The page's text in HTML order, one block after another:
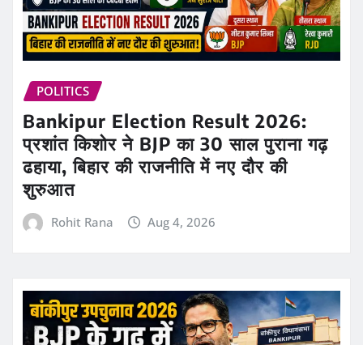
POLITICS
Bankipur Election Result 2026:
प्रशांत किशोर ने BJP का 30 साल पुराना गढ़
ढहाया, बिहार की राजनीति में नए दौर की
शुरुआत
Rohit Rana Aug 4, 2026